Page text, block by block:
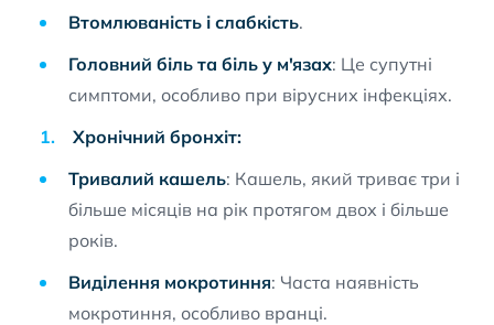
Втомлюваність і слабкість.
Головний біль та біль у м'язах: Це супутні
симптоми, особливо при вірусних інфекціях.
Хронічний бронхіт:
Тривалий кашель: Кашель, який триває три і
більше місяців на рік протягом двох і більше
років.
Виділення мокротиння: Часта наявність
мокротиння, особливо вранці.